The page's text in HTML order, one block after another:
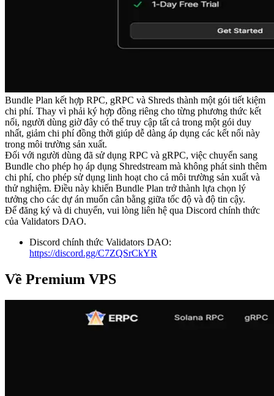
Bundle Plan kết hợp RPC, gRPC và Shreds thành một gói tiết kiệm
chi phí. Thay vì phải ký hợp đồng riêng cho từng phương thức kết
nối, người dùng giờ đây có thể truy cập tất cả trong một gói duy
nhất, giảm chi phí đồng thời giúp dễ dàng áp dụng các kết nối này
trong môi trường sản xuất.
Đối với người dùng đã sử dụng RPC và gRPC, việc chuyển sang
Bundle cho phép họ áp dụng Shredstream mà không phát sinh thêm
chi phí, cho phép sử dụng linh hoạt cho cả môi trường sản xuất và
thử nghiệm. Điều này khiến Bundle Plan trở thành lựa chọn lý
tưởng cho các dự án muốn cân bằng giữa tốc độ và độ tin cậy.
Để đăng ký và di chuyển, vui lòng liên hệ qua Discord chính thức
của Validators DAO.
Discord chính thức Validators DAO:
https://discord.gg/C7ZQSrCkYR
Về Premium VPS